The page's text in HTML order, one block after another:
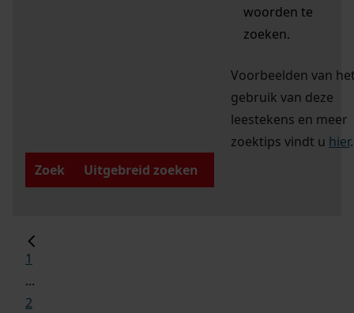
woorden te
zoeken.
Voorbeelden van
gebruik van deze
leestekens en meer
zoektips vindt u hier.
Zoek
Uitgebreid zoeken
1
...
2